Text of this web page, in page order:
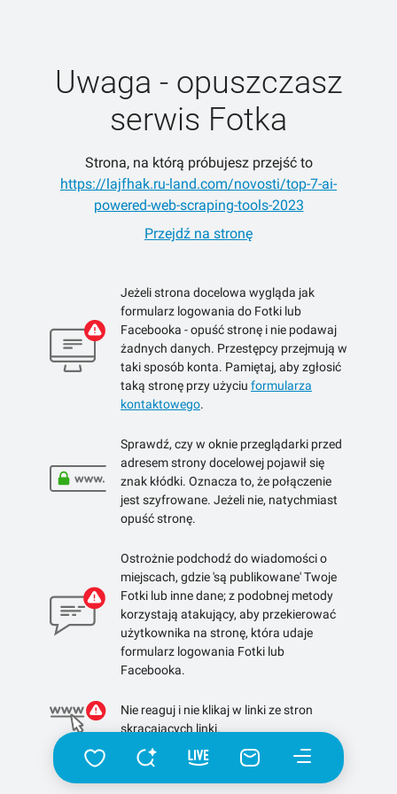
Uwaga - opuszczasz
serwis Fotka
Strona, na którą próbujesz przejść to
https://lajfhak.ru-land.com/novosti/top-7-ai-
powered-web-scraping-tools-2023
Przejdź na stronę
Jeżeli strona docelowa wygląda jak
formularz logowania do Fotki lub
Facebooka - opuść stronę i nie podawaj
żadnych danych. Przestępcy przejmują w
taki sposób konta. Pamiętaj, aby zgłosić
taką stronę przy użyciu formularza
kontaktowego.
Sprawdź, czy w oknie przeglądarki przed
adresem strony docelowej pojawił się
znak kłódki. Oznacza to, że połączenie
jest szyfrowane. Jeżeli nie, natychmiast
opuść stronę.
Ostrożnie podchodź do wiadomości o
miejscach, gdzie 'są publikowane' Twoje
Fotki lub inne dane; z podobnej metody
korzystają atakujący, aby przekierować
użytkownika na stronę, która udaje
formularz logowania Fotki lub
Facebooka.
Nie reaguj i nie klikaj w linki ze stron
skracających linki.